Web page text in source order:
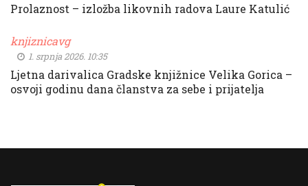
Prolaznost – izložba likovnih radova Laure Katulić
knjiznicavg
1. srpnja 2026. 10:35
Ljetna darivalica Gradske knjižnice Velika Gorica –
osvoji godinu dana članstva za sebe i prijatelja